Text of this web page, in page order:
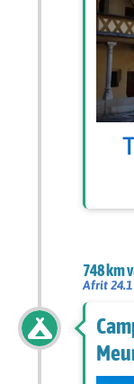
748 km
Afrit